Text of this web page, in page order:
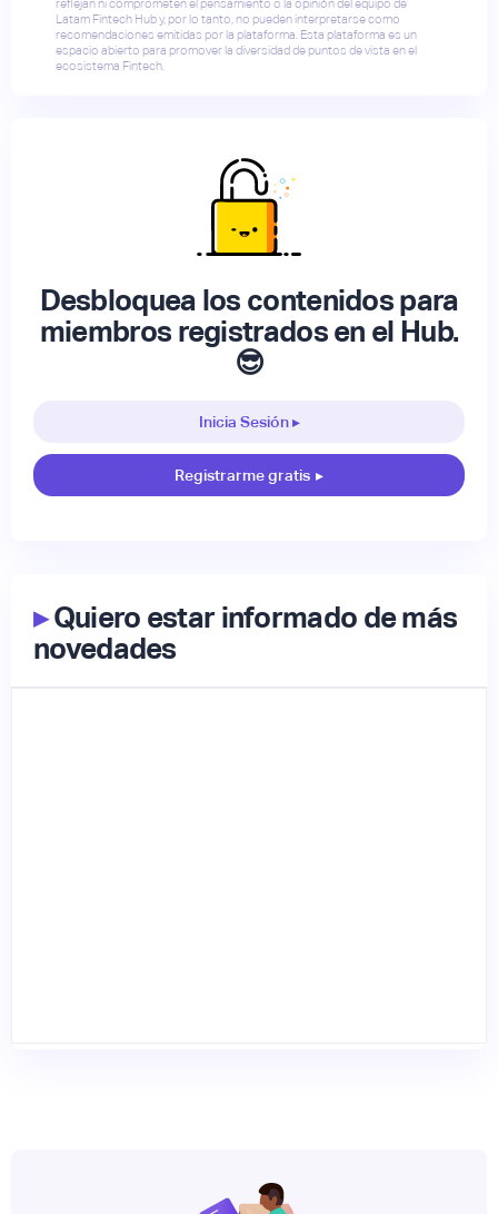
reflejan ni comprometen el pensamiento o la opinión del equipo de
Latam Fintech Hub y, por lo tanto, no pueden interpretarse como
recomendaciones emitidas por la plataforma. Esta plataforma es un
espacio abierto para promover la diversidad de puntos de vista en el
ecosistema Fintech.
Desbloquea los contenidos para
miembros registrados en el Hub.
😎
Inicia Sesión ▸
Registrarme gratis ▸
▸Quiero estar informado de más
novedades